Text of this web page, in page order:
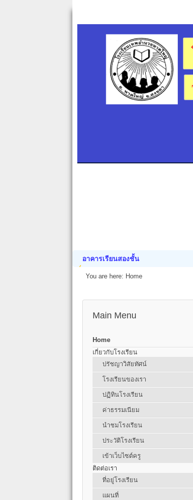
อาคารเรียนสองชั้น
You are here: Home
Main Menu
Home
เกี่ยวกับโรงเรียน
ปรัชญาวิสัยทัศน์
โรงเรียนของเรา
ปฏิทินโรงเรียน
ค่าธรรมเนียม
นำชมโรงเรียน
ประวัติโรงเรียน
เข้าเว็บไซต์ครู
ติดต่อเรา
ที่อยู่โรงเรียน
แผนที่